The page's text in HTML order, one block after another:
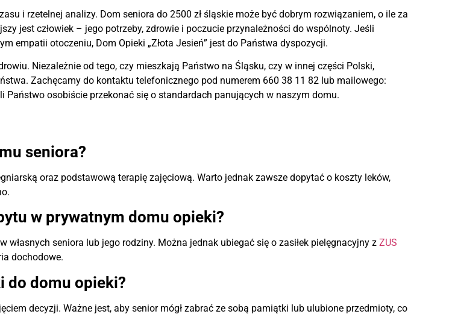
i rzetelnej analizy. Dom seniora do 2500 zł śląskie może być dobrym rozwiązaniem, o ile za
jest człowiek – jego potrzeby, zdrowie i poczucie przynależności do wspólnoty. Jeśli
empatii otoczeniu, Dom Opieki „Złota Jesień” jest do Państwa dyspozycji.
Niezależnie od tego, czy mieszkają Państwo na Śląsku, czy w innej części Polski,
Zachęcamy do kontaktu telefonicznego pod numerem 660 38 11 82 lub mailowego:
osobiście przekonać się o standardach panujących w naszym domu.
seniora?
oraz podstawową terapię zajęciową. Warto jednak zawsze dopytać o koszty leków,
w prywatnym domu opieki?
seniora lub jego rodziny. Można jednak ubiegać się o zasiłek pielęgnacyjny zZUS
dochodowe.
do domu opieki?
decyzji. Ważne jest, aby senior mógł zabrać ze sobą pamiątki lub ulubione przedmioty, co